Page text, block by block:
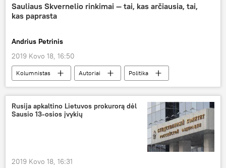
Sauliaus Skvernelio rinkimai — tai, kas arčiausia, tai,
kas paprasta
Andrius Petrinis
2019 Kovo 18, 16:50
Kolumnistas Autoriai
Politika
Saulius Skvernelis
rinkimai
Rusija apkaltino Lietuvos prokurorą dėl
Sausio 13-osios įvykių
2019 Kovo 18, 16:31